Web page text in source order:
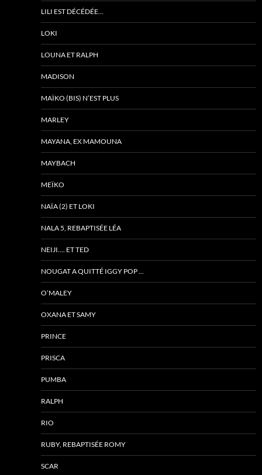
LILI EST DÉCÉDÉE…
LOKI
LOUNA ET RALPH
MADISON
MAÏKO (BIS) N’EST PLUS
MARLEY
MAYANA, EX MAMOUNA
MAYBACH
MEÏKO
NAÏA (2) ET LOKI
NALA 5, REBAPTISÉE LÉA
NEIJI…. ET TED
NOUGAT A QUITTÉ IGGY POP …
O’MALEY
OXANA ET SAMY
PRINCE
PRISCA
PUMBA
RALPH
RIO
RUBY, REBAPTISÉE ROMY
SCAR